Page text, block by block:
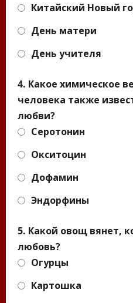
Китайский Новый
День матери
День учителя
4. Какое химическое
человека также
любви?
Серотонин
Окситоцин
Дофамин
Эндорфины
5. Какой овощ вянет,
любовь?
Огурцы
Картошка